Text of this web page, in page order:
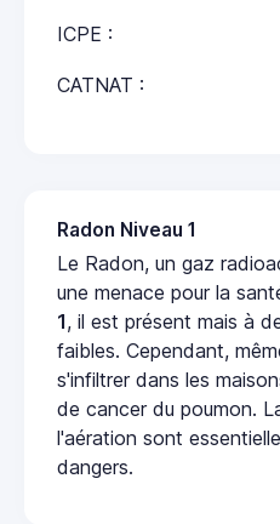
ICPE :
CATNAT :
Radon Niveau 1
Le Radon, un gaz
une menace pour la
1, il est présent mais à
faibles. Cependant,
s'infiltrer dans les
de cancer du poumon.
l'aération sont
dangers.